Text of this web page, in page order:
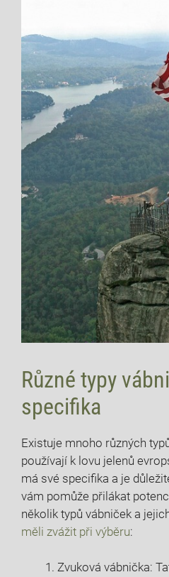
Různé typy
⁢specifika
Existuje mnoho ‍různých
používají k lovu ‌jelenů
má ‍své ‌specifika a⁢ je
vám pomůže přilákat⁢
několik typů vábniček a⁤
měli zvážit při výběru:
Zvuková ​vábnička: